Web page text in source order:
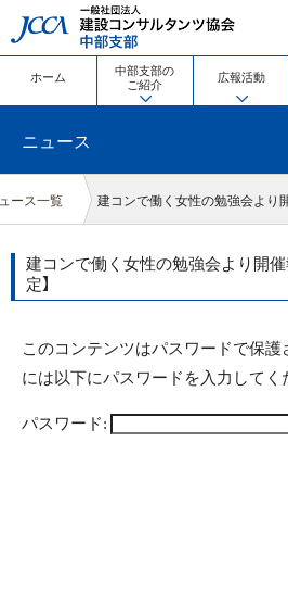
ホーム 中部支部の
ご紹介 広報活動
ニュース
ース一覧 建コンで働く女性の勉強会より
建コンで働く女性の勉強会より開
定】
このコンテンツはパスワードで保護
には以下にパスワードを入力してく
パスワード: